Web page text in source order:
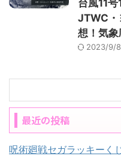
台風11
JTWC・
想！気象
2023/9/8
最近の投稿
呪術廻戦セガラッキーく